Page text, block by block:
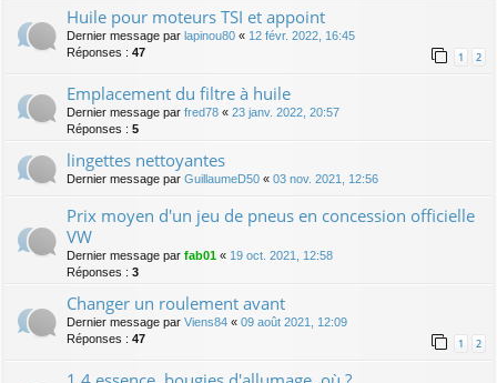
Huile pour moteurs TSI et appoint
Dernier message par lapinou80 « 12 févr. 2022, 16:45
Réponses : 47 1 2
Emplacement du filtre à huile
Dernier message par fred78 « 23 janv. 2022, 20:57
Réponses : 5
lingettes nettoyantes
Dernier message par GuillaumeD50 « 03 nov. 2021, 12:56
Prix moyen d'un jeu de pneus en concession officielle
VW
Dernier message par fab01 « 19 oct. 2021, 12:58
Réponses : 3
Changer un roulement avant
Dernier message par Viens84 « 09 août 2021, 12:09
Réponses : 47 1 2